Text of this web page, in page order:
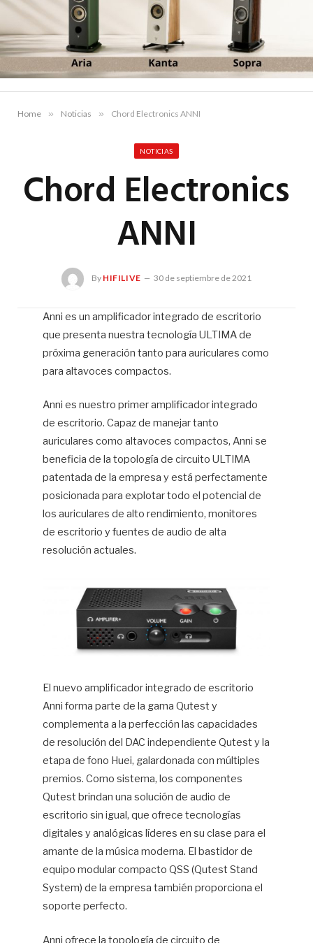
Home » Noticias » Chord Electronics ANNI
NOTICIAS
Chord Electronics
ANNI
By HIFILIVE 30 de septiembre de 2021
Anni es un amplificador integrado de escritorio
que presenta nuestra tecnología ULTIMA de
próxima generación tanto para auriculares como
para altavoces compactos.
Anni es nuestro primer amplificador integrado
de escritorio. Capaz de manejar tanto
auriculares como altavoces compactos, Anni se
beneficia de la topología de circuito ULTIMA
patentada de la empresa y está perfectamente
posicionada para explotar todo el potencial de
los auriculares de alto rendimiento, monitores
de escritorio y fuentes de audio de alta
resolución actuales.
El nuevo amplificador integrado de escritorio
Anni forma parte de la gama Qutest y
complementa a la perfección las capacidades
de resolución del DAC independiente Qutest y la
etapa de fono Huei, galardonada con múltiples
premios. Como sistema, los componentes
Qutest brindan una solución de audio de
escritorio sin igual, que ofrece tecnologías
digitales y analógicas líderes en su clase para el
amante de la música moderna. El bastidor de
equipo modular compacto QSS (Qutest Stand
System) de la empresa también proporciona el
soporte perfecto.
Anni ofrece la topología de circuito de